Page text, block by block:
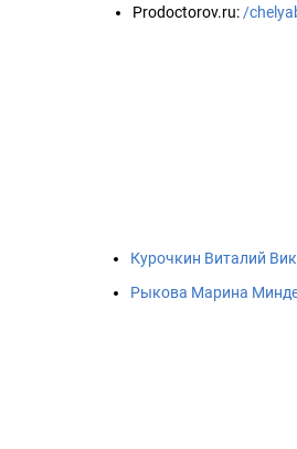
Prodoctorov.ru: /
Курочкин Виталий
Рыкова Марина